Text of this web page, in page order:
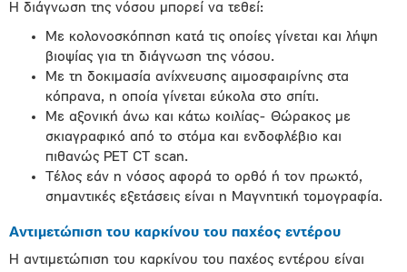
Η διάγνωση της νόσου μπορεί να τεθεί:
Με κολονοσκόπηση κατά τις οποίες γίνεται και λήψη
βιοψίας για τη διάγνωση της νόσου.
Με τη δοκιμασία ανίχνευσης αιμοσφαιρίνης στα
κόπρανα, η οποία γίνεται εύκολα στο σπίτι.
Με αξονική άνω και κάτω κοιλίας- Θώρακος με
σκιαγραφικό από το στόμα και ενδοφλέβιο και
πιθανώς PET CT scan.
Τέλος εάν η νόσος αφορά το ορθό ή τον πρωκτό,
σημαντικές εξετάσεις είναι η Μαγνητική τομογραφία.
Αντιμετώπιση του καρκίνου του παχέος εντέρου
Η αντιμετώπιση του καρκίνου του παχέος εντέρου είναι